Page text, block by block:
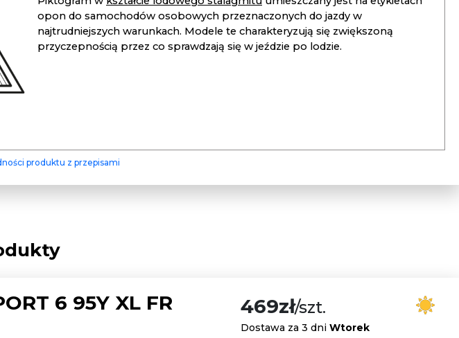
opon do samochodów osobowych przeznaczonych do jazdy w
najtrudniejszych warunkach. Modele te charakteryzują się zwiększoną
przyczepnością przez co sprawdzają się w jeździe po lodzie.
produktu z przepisami
6 95Y XL FR
469zł/szt.
Dostawa za 3 dni Wtorek